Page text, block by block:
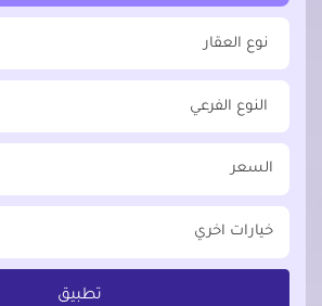
نوع العقار
النوع الفرعي
السعر
خيارات اخري
تطبيق